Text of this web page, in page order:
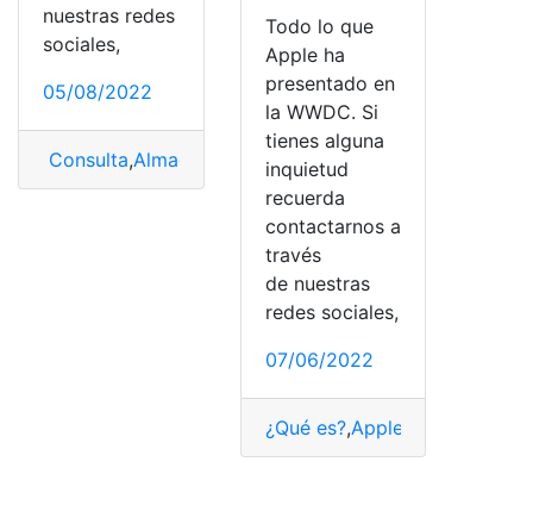
nuestras redes
sociales,
05/08/2022
Consulta,Almacenamiento Recomendaciones
Todo lo que
Apple ha
presentado en
la WWDC. Si
tienes alguna
inquietud
recuerda
contactarnos a
través
de nuestras
redes sociales,
07/06/2022
¿Qué es?,Apple